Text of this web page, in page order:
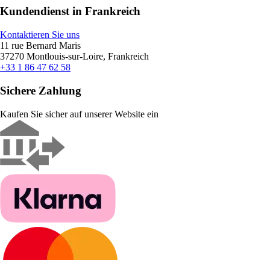
Kundendienst in Frankreich
Kontaktieren Sie uns
11 rue Bernard Maris
37270 Montlouis-sur-Loire, Frankreich
+33 1 86 47 62 58
Sichere Zahlung
Kaufen Sie sicher auf unserer Website ein